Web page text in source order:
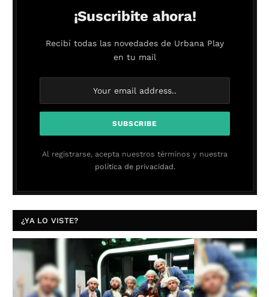
¡Suscribite ahora!
Recibí todas las novedades de Urbana Play
en tu mail
Al registrarse, acepta nuestros términos y nuestra
política de privacidad.
¿YA LO VISTE?